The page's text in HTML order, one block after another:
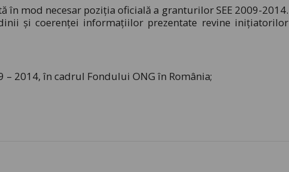
în mod necesar poziţia oficială a granturilor SEE 2009-2014.
şi coerenţei informaţiilor prezentate revine iniţiatorilor
2014, în cadrul Fondului ONG în România;